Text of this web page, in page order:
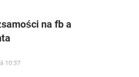
na fb a
10:37